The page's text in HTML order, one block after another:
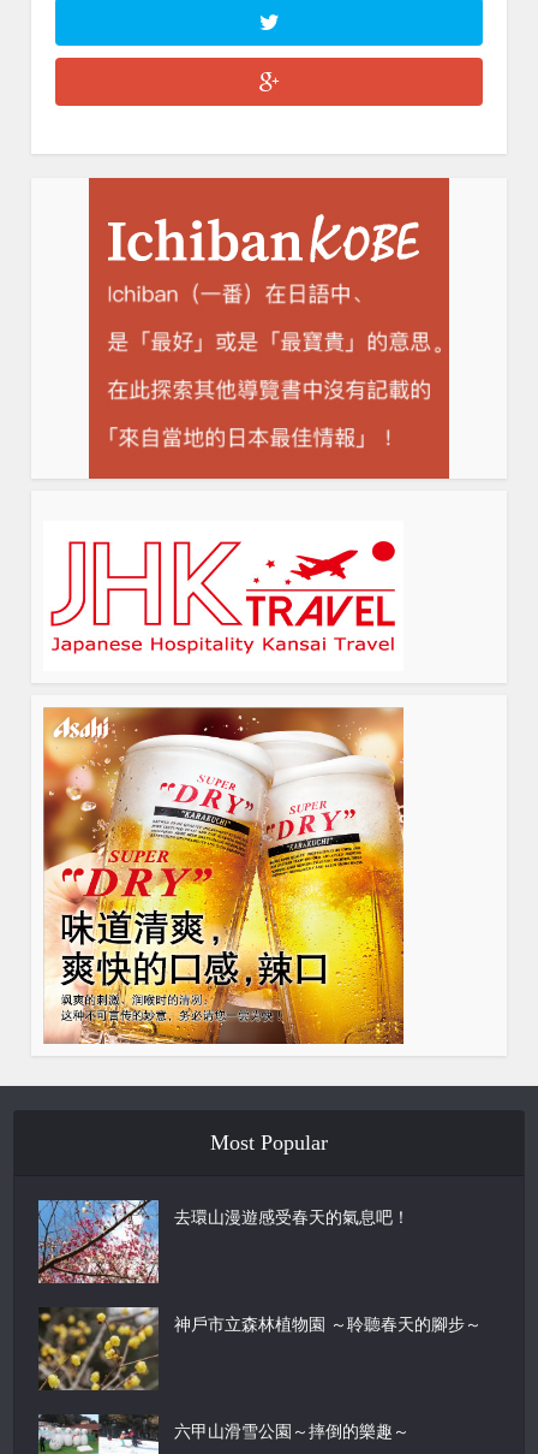
Most Popular
去環山漫遊感受春天的氣息吧！
神戶市立森林植物園 ～聆聽春天的腳步～
六甲山滑雪公園～摔倒的樂趣～